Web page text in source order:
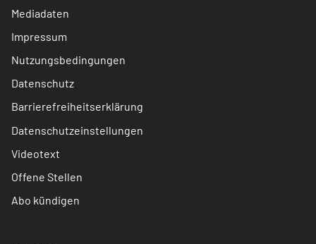
Mediadaten
Impressum
Nutzungsbedingungen
Datenschutz
Barrierefreiheitserklärung
Datenschutzeinstellungen
Videotext
Offene Stellen
Abo kündigen